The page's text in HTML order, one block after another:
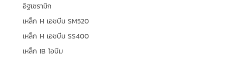
อิฐเซรามิก
เหล็ก H เอชบีม SM520
เหล็ก H เอชบีม SS400
เหล็ก IB ไอบีม